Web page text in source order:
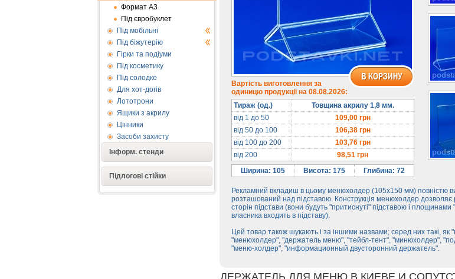
Формат А3
Під євробуклет
Під мобільні
Під біжутерію
Гірки та подіуми
Під косметику
Під солодке
Для хот-догів
Лототрони
Ящики з акрилу
Цінники
Засоби захисту
Інформ. стенди
Підлогові стійки
ДЕРЖАТЕЛЬ ДЛЯ МЕНЮ В КИЕВЕ И
Вартість виготовлення за
одиницю продукції на 08.08.2026:
Тираж (од.)
Товщина акрилу 1,8 мм.
від 1 до 50
109,00грн
від 50 до 100
106,38грн
від 100 до 200
103,76грн
від 200
98,51 грн
Ширина: 105
Висота: 175 Глибина: 72
Рекламний вкладиш в цьому менюхолдер (105х150 мм) повністю
розташований над підставою. Конструкція менюхолдер дозволяє
сторін підстави (вони будуть "притиснуті" підставою і
власника входить в підставу).
Цей товар також шукають і за іншими назвами; серед них такі,
"менюхолдер", "держатель меню", "тейбл-тент", "минюхолдер",
"меню-холдер", "информационный двусторонний держатель".